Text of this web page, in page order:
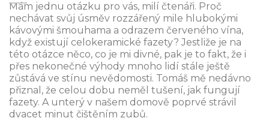
Mám jednu otázku pro vás, milí čtenáři. Proč
nechávat svůj úsměv rozzářený mile hlubokými
kávovými šmouhama a odrazem červeného vína,
když existují celokeramické fazety? Jestliže je na
této otázce něco, co je mi divné, pak je to fakt, že i
přes nekonečné výhody mnoho lidí stále ještě
zůstává ve stínu nevědomosti. Tomáš mě nedávno
přiznal, že celou dobu neměl tušení, jak fungují
fazety. A unterý v našem domově poprvé strávil
dvacet minut čištěním zubů.